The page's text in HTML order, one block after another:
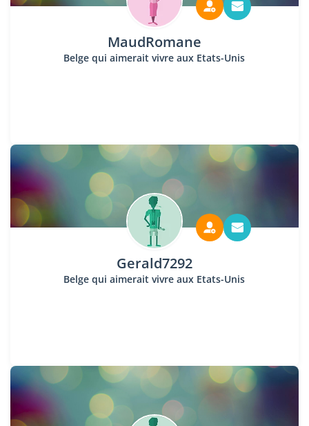
MaudRomane
Belge qui aimerait vivre aux Etats-Unis
Gerald7292
Belge qui aimerait vivre aux Etats-Unis